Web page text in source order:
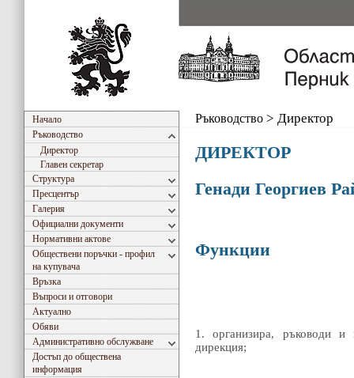
Начало
Ръководство
Директор
Главен секретар
Структура
Пресцентър
Галерия
Официални документи
Нормативни актове
Обществени поръчки - профил
на купувача
Връзка
Въпроси и отговори
Актуално
Обяви
Административно обслужване
Достъп до обществена
информация
Ръководство > Директор
ДИРЕКТОР
Генади Георгиев
Функции
1. организира, ръководи и
дирекция;